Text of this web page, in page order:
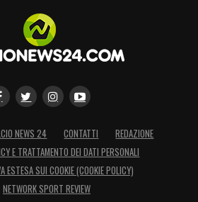
NEWS 24 CONTATTI
REDAZIONE
E TRATTAMENTO DEI DATI PERSONALI
ESTESA SUI COOKIE (COOKIE POLICY)
NETWORK SPORT REVIEW